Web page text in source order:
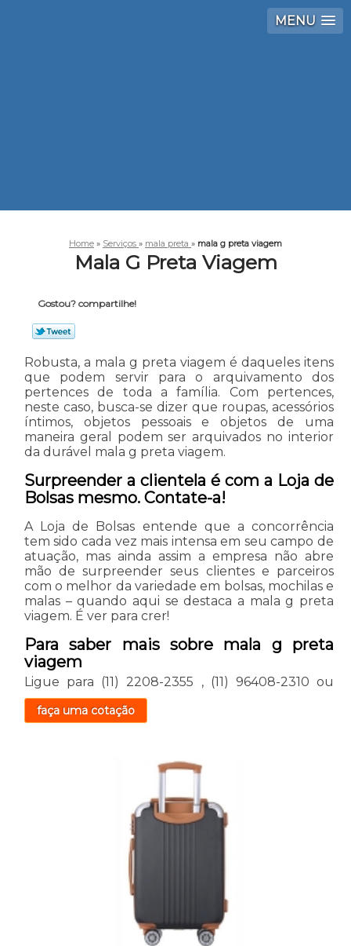
MENU
Home » Serviços » mala preta » mala g preta viagem
Mala G Preta Viagem
Gostou? compartilhe!
Robusta, a mala g preta viagem é daqueles itens
que podem servir para o arquivamento dos
pertences de toda a família. Com pertences,
neste caso, busca-se dizer que roupas, acessórios
íntimos, objetos pessoais e objetos de uma
maneira geral podem ser arquivados no interior
da durável mala g preta viagem.
Surpreender a clientela é com a Loja de
Bolsas mesmo. Contate-a!
A Loja de Bolsas entende que a concorrência
tem sido cada vez mais intensa em seu campo de
atuação, mas ainda assim a empresa não abre
mão de surpreender seus clientes e parceiros
com o melhor da variedade em bolsas, mochilas e
malas – quando aqui se destaca a mala g preta
viagem. É ver para crer!
Para saber mais sobre mala g preta
viagem
Ligue para (11) 2208-2355 , (11) 96408-2310 ou
faça uma cotação